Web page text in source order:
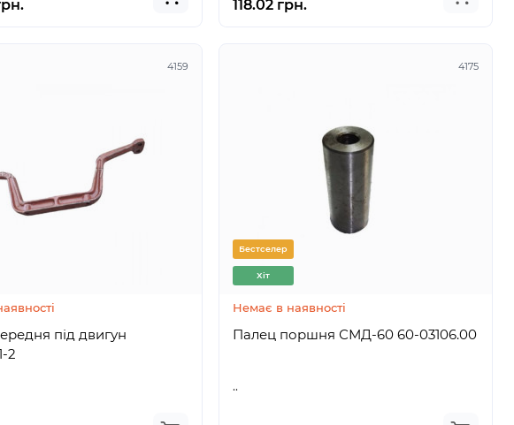
118.02 грн.
4159
під двигун
2
4175
Бестселер
Хіт
Немає в наявності
Палец поршня СМД-60 60-03106.00
..